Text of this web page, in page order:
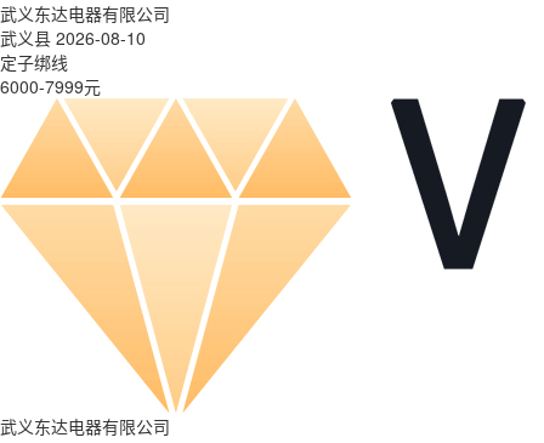
武义东达电器有限公司
武义县 2026-08-10
定子绑线
6000-7999元
武义东达电器有限公司